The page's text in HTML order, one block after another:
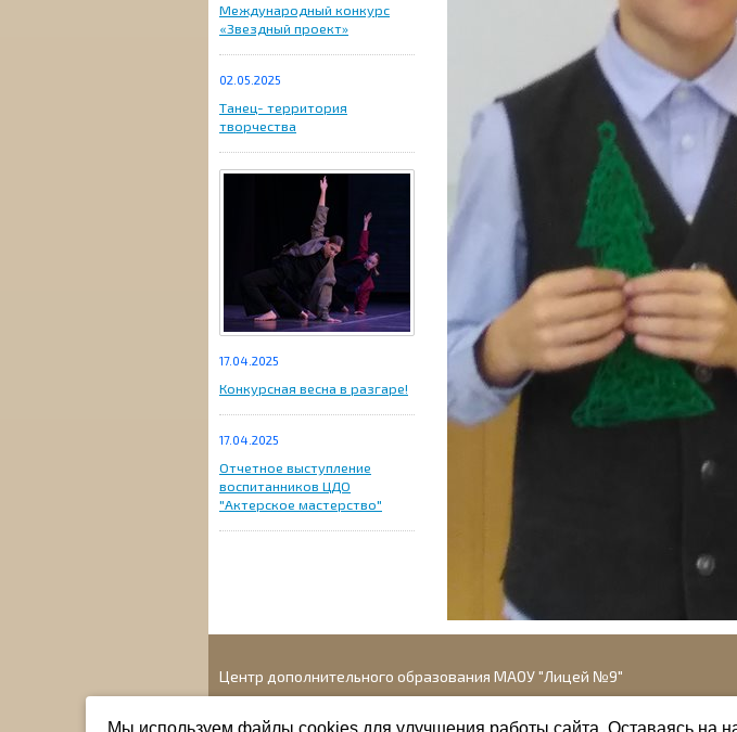
Международный конкурс
«Звездный проект»
02.05.2025
Танец- территория
творчества
17.04.2025
Конкурсная весна в разгаре!
17.04.2025
Отчетное выступление
воспитанников ЦДО
"Актерское мастерство"
Центр дополнительного образования МАОУ "Лицей №9"
Мы используем файлы cookies для улучшения работы сайта. Оставаясь на